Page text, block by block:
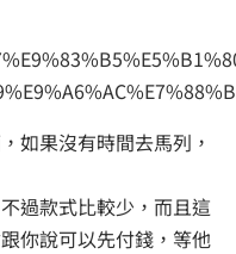
如果沒有時間去馬列，
過款式比較少，而且這
你說可以先付錢，等他